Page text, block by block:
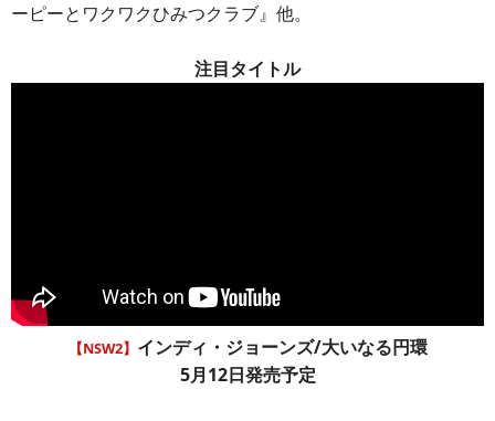
ーピーとワクワクひみつクラブ』他。
注目タイトル
【NSW2】 インディ・ジョーンズ/大いなる円環
5月12日発売予定